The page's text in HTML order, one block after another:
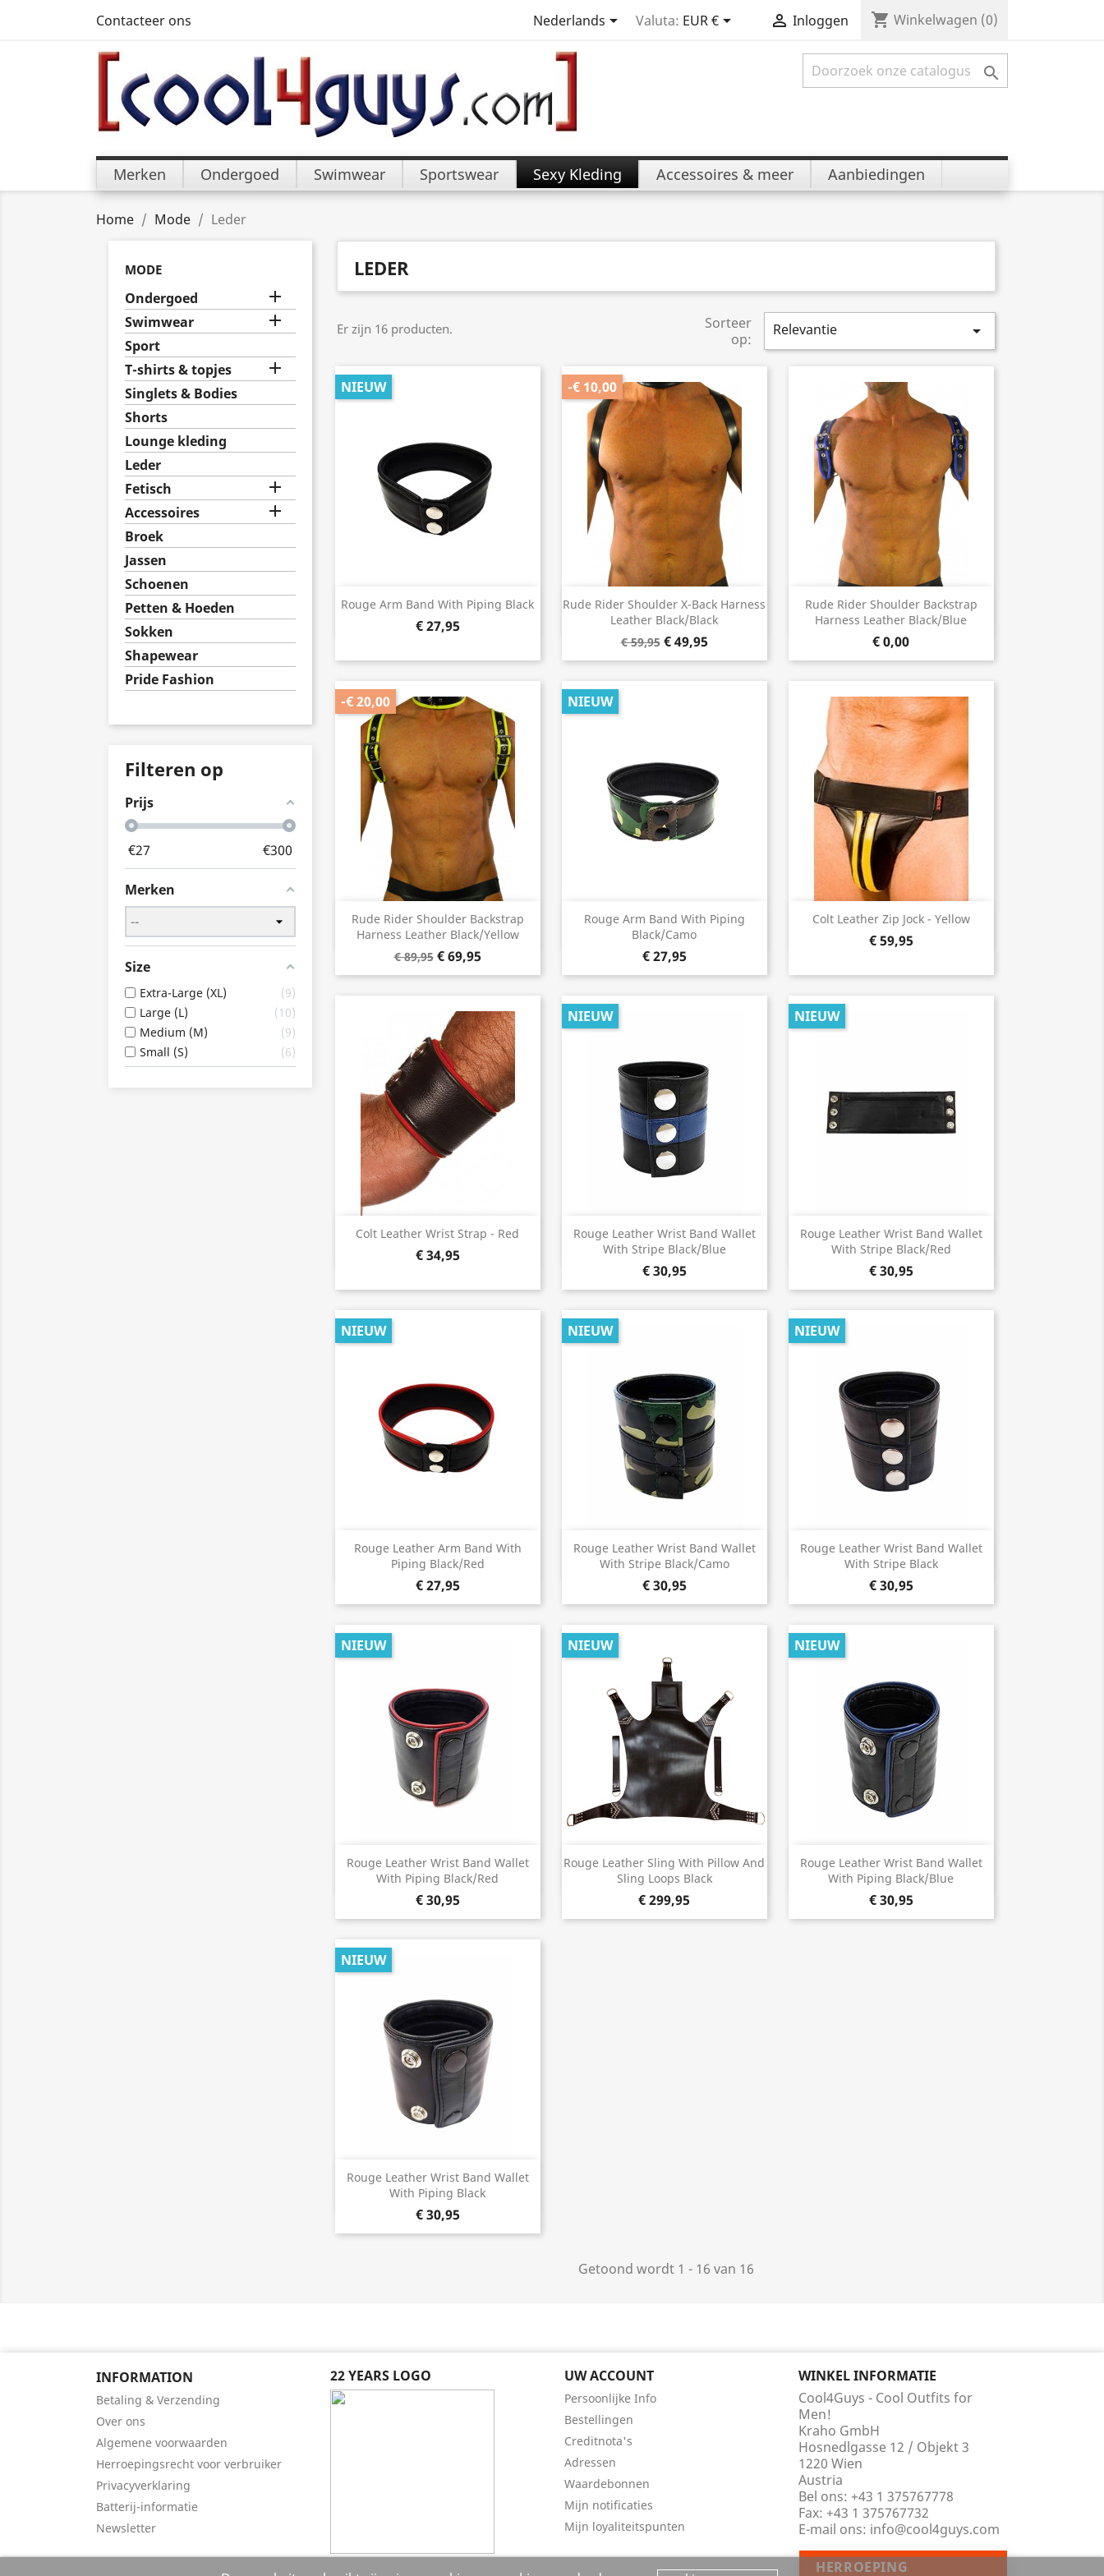
Contacteer ons Nederlands Valuta: EUR €  Inloggen shopping_cart Winkelwagen (0)

Merken Ondergoed Swimwear Sportswear Sexy Kleding Accessoires & meer Aanbiedingen
Home Mode Leder
MODE
Ondergoed 
Swimwear 
Sport
T-shirts & topjes

Singlets & Bodies
Shorts
Lounge kleding
Leder
Fetisch

Accessoires 
Broek
Jassen
Schoenen
Petten & Hoeden
Sokken
Shapewear
Pride Fashion
Filteren op
Prijs
€27 €300
Merken
Size
Extra-Large (XL)
9
Large (L)
10
Medium (M)
9
Small (S)
6
LEDER
Er zijn 16 producten.
Sorteer
op:
Relevantie 
Rouge Arm Band With Piping Black
€ 27,95
NIEUW
 Snel bekijken
Rude Rider Shoulder X-Back Harness
Leather Black/Black
€ 59,95 € 49,95
-€ 10,00
Snel bekijken
Rude Rider Shoulder Backstrap
Harness Leather Black/Blue
€ 0,00
Snel bekijken
Rude Rider Shoulder Backstrap
Harness Leather Black/Yellow
€ 89,95 € 69,95
-€ 20,00
Snel bekijken
Rouge Arm Band With Piping
Black/Camo
€ 27,95
NIEUW
Snel bekijken Colt Leather Zip Jock - Yellow
€ 59,95
Snel bekijken
Colt Leather Wrist Strap - Red
€ 34,95
Snel bekijken
Rouge Leather Wrist Band Wallet
With Stripe Black/Blue
€ 30,95
NIEUW
Snel bekijken
Rouge Leather Wrist Band Wallet
With Stripe Black/Red
€ 30,95
NIEUW
Snel bekijken
Rouge Leather Arm Band With
Piping Black/Red
€ 27,95
NIEUW
Snel bekijken
Rouge Leather Wrist Band Wallet
With Stripe Black/Camo
€ 30,95
NIEUW
Snel bekijken
Rouge Leather Wrist Band Wallet
With Stripe Black
€ 30,95
NIEUW
Snel bekijken
Rouge Leather Wrist Band Wallet
With Piping Black/Red
€ 30,95
NIEUW
Snel bekijken
Rouge Leather Sling With Pillow And
Sling Loops Black
€ 299,95
NIEUW
Snel bekijken
Rouge Leather Wrist Band Wallet
With Piping Black/Blue
€ 30,95
NIEUW
Snel bekijken
Rouge Leather Wrist Band Wallet
With Piping Black
€ 30,95
NIEUW
Snel bekijken
Getoond wordt 1 - 16 van 16
INFORMATION
Betaling & Verzending
Over ons
Algemene voorwaarden
Herroepingsrecht voor verbruiker
Privacyverklaring
Batterij-informatie
Newsletter
22 YEARS LOGO UW ACCOUNT
Persoonlijke Info
Bestellingen
Creditnota's
Adressen
Waardebonnen
Mijn notificaties
Mijn loyaliteitspunten
WINKEL INFORMATIE
Cool4Guys - Cool Outfits for
Men!
Kraho GmbH
Hosnedlgasse 12 / Objekt 3
1220 Wien
Austria
Bel ons: +43 1 375767778
Fax: +43 1 375767732
E-mail ons: info@cool4guys.com
HERROEPING